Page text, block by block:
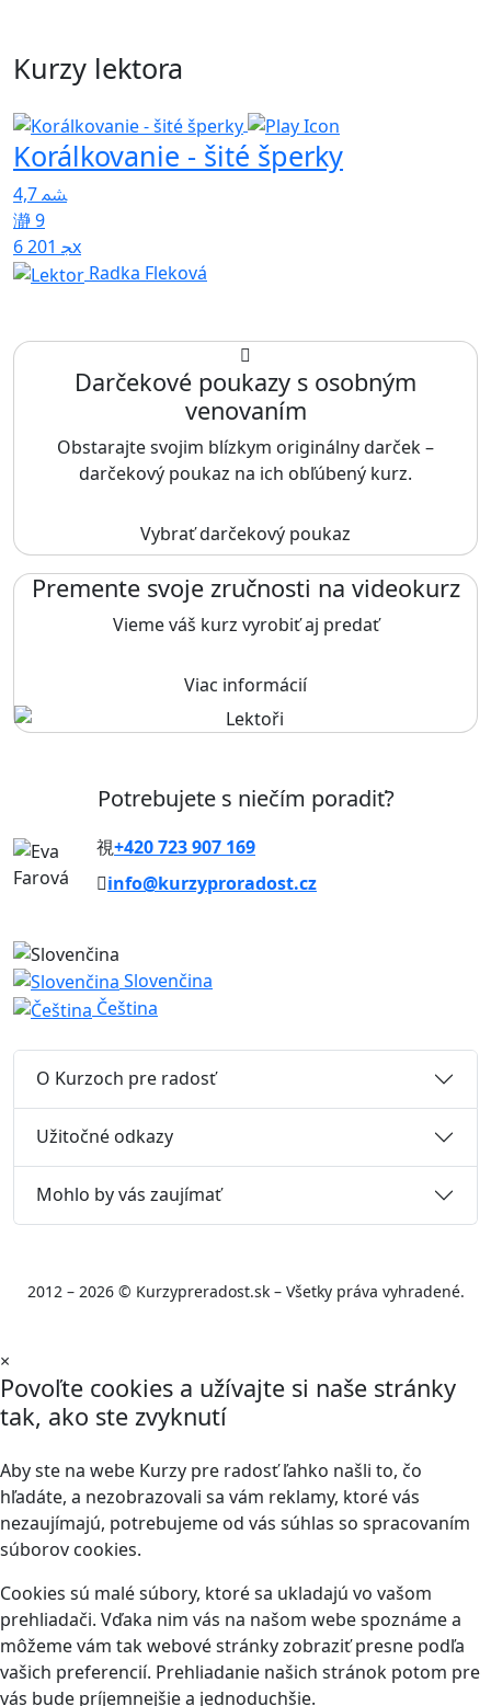
Kurzy lektora
Korálkovanie - šité šperky
4,7
9
6 201x
Radka Fleková
Darčekové poukazy s osobným
venovaním
Obstarajte svojim blízkym originálny darček –
darčekový poukaz na ich obľúbený kurz.
Vybrať darčekový poukaz
Premente svoje zručnosti na videokurz
Vieme váš kurz vyrobiť aj predať
Viac informácií
Potrebujete s niečím poradiť?
+420 723 907 169
info@kurzyproradost.cz
Slovenčina
Čeština
O Kurzoch pre radosť
Užitočné odkazy
Mohlo by vás zaujímať
2012 – 2026 © Kurzypreradost.sk – Všetky práva vyhradené.
×
Povoľte cookies a užívajte si naše stránky
tak, ako ste zvyknutí
Aby ste na webe Kurzy pre radosť ľahko našli to, čo
hľadáte, a nezobrazovali sa vám reklamy, ktoré vás
nezaujímajú, potrebujeme od vás súhlas so spracovaním
súborov cookies.
Cookies sú malé súbory, ktoré sa ukladajú vo vašom
prehliadači. Vďaka nim vás na našom webe spoznáme a
môžeme vám tak webové stránky zobraziť presne podľa
vašich preferencií. Prehliadanie našich stránok potom pre
vás bude príjemnejšie a jednoduchšie.